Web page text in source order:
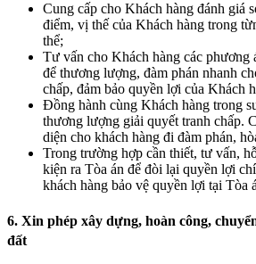
Cung cấp cho Khách hàng đánh giá
điểm, vị thế của Khách hàng trong
thể;
Tư vấn cho Khách hàng các phương
để thương lượng, đàm phán nhanh
chấp, đảm bảo quyền lợi của Khách
Đồng hành cùng Khách hàng trong
thương lượng giải quyết tranh chấp.
diện cho khách hàng đi đàm phán,
Trong trường hợp cần thiết, tư vấn,
kiện ra Tòa án để đòi lại quyền lợi
khách hàng bảo vệ quyền lợi tại
6. Xin phép xây dựng, hoàn công,
đất